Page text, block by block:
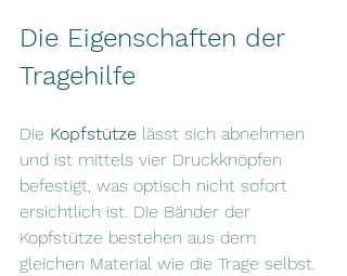
Die Eigenschaften der
Tragehilfe
Die Kopfstütze lässt sich abnehmen
und ist mittels vier Druckknöpfen
befestigt, was optisch nicht sofort
ersichtlich ist. Die Bänder der
Kopfstütze bestehen aus dem
gleichen Material wie die Trage selbst.